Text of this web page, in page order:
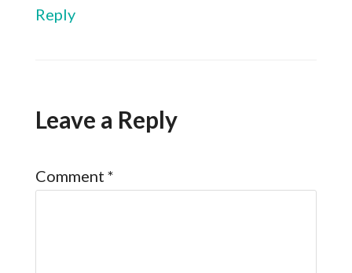
Reply
Leave a Reply
Comment *